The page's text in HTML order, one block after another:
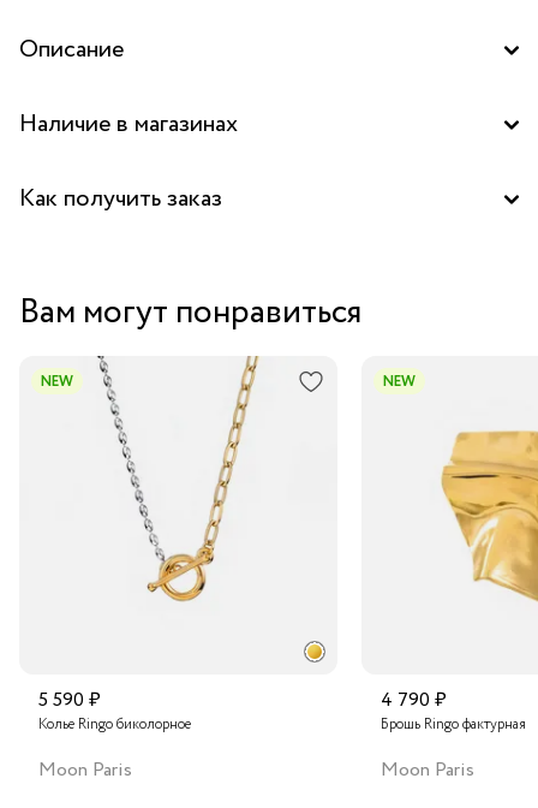
Описание
бижутерного сплава. Имеет фактурную поверхность,
огранки помещена в ажурную оправу. Лаконичное
Наличие в магазинах
Центральный склад
Как получить заказ
Курьером за 1-2 дня
В пункт выдачи заказов Boxberry
Транспортной компанией по России
Подробнее о сроках доставки
Вам могут понравиться
NEW
5 590 ₽
Колье Ringo биколорное
Moon Paris
NEW
4 790 ₽
Брошь Ringo фактурная
Moon Paris